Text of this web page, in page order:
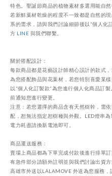
特色。聖誕節商品的植物素材多選用能自
若新鮮葉材乾燥的程度不一致都是自然的
系的需求，請與我們討論細節後以“個人化
方 LINE 與我們聯繫。
關於搭配設計：
每款商品都是花藝設計師精心設計的款式
為您搭配飾品與花葉材，若您特別喜愛某
以“個人化訂製款”為您進行個人化商品訂
前通知您進行變更。
注意：若您選擇的商品含有天然樹幹，需
配，恕無法指定恕樹種與外觀
。LED燈串
電力耗盡請換新電池即可。
商品運送服務：
賣場上商品都為下單完成付款後進行排單
有急件部分請額外註明並與我們討論出貨方
高雄市外送以LALAMOVE 外送為您服務